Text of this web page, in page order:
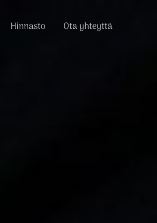
Hinnasto Ota yhteyttä